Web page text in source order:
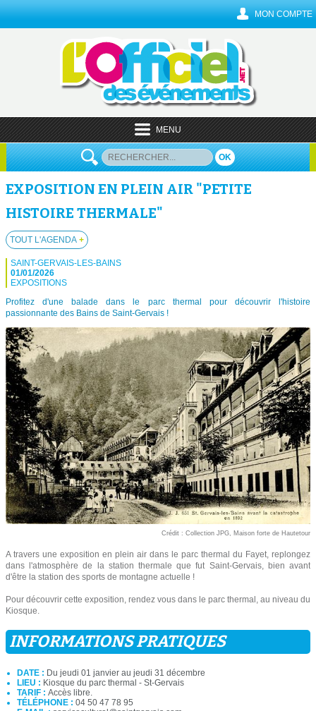
MON COMPTE
MENU
OK
EXPOSITION EN PLEIN AIR "PETITE
HISTOIRE THERMALE"
TOUT L'AGENDA +
SAINT-GERVAIS-LES-BAINS
01/01/2026
EXPOSITIONS
Profitez d'une balade dans le parc thermal pour découvrir l'histoire
passionnante des Bains de Saint-Gervais !
Crédit : Collection JPG, Maison forte de Hautetour
A travers une exposition en plein air dans le parc thermal du Fayet, replongez
dans l'atmosphère de la station thermale que fut Saint-Gervais, bien avant
d'être la station des sports de montagne actuelle !
Pour découvrir cette exposition, rendez vous dans le parc thermal, au niveau du
Kiosque.
INFORMATIONS PRATIQUES
DATE : Du jeudi 01 janvier au jeudi 31 décembre
LIEU : Kiosque du parc thermal - St-Gervais
TARIF : Accès libre.
TÉLÉPHONE : 04 50 47 78 95